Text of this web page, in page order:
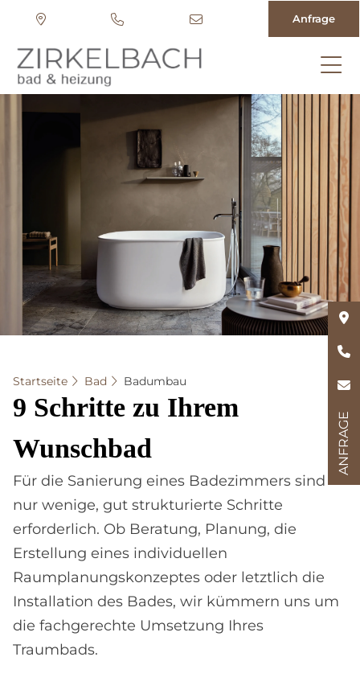
zum
Anfrage
Startseite Bad Badumbau
9 Schrit­te zu Ih­rem
Wunsch­bad
Für die Sanierung eines Badezimmers sind
nur wenige, gut strukturierte Schritte
erforderlich. Ob Beratung, Planung, die
Erstellung eines individuellen
Raumplanungskonzeptes oder letztlich die
Installation des Bades, wir kümmern uns um
die fachgerechte Umsetzung Ihres
Traumbads.
ANFRAGE